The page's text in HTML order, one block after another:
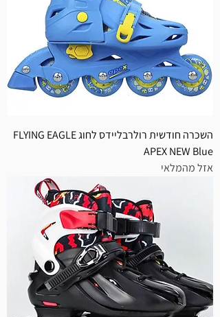
השכרה חודשית רולרבליידס לחוג FLYING EAGLE
APEX NEW Blue
אזל מהמלאי